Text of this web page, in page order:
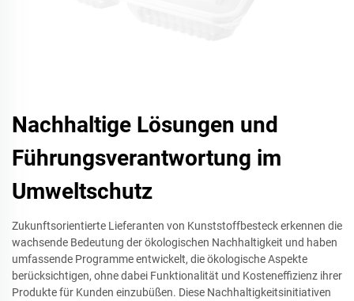
Nachhaltige Lösungen und
Führungsverantwortung im
Umweltschutz
Zukunftsorientierte Lieferanten von Kunststoffbesteck erkennen die
wachsende Bedeutung der ökologischen Nachhaltigkeit und haben
umfassende Programme entwickelt, die ökologische Aspekte
berücksichtigen, ohne dabei Funktionalität und Kosteneffizienz ihrer
Produkte für Kunden einzubüßen. Diese Nachhaltigkeitsinitiativen